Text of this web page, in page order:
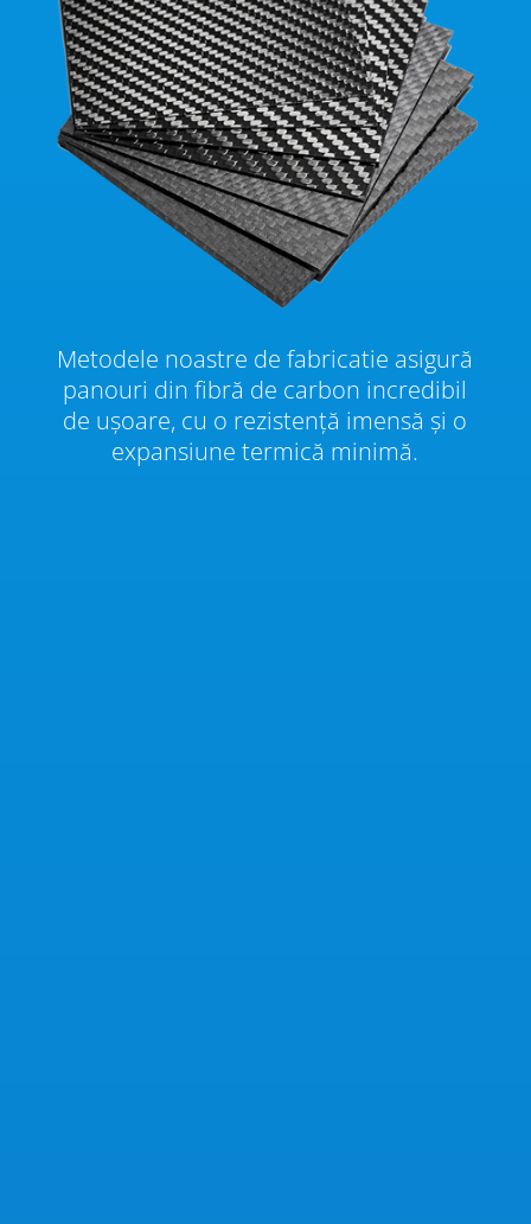
Metodele noastre de fabricatie asigură
panouri din fibră de carbon incredibil
de ușoare, cu o rezistență imensă și o
expansiune termică minimă.